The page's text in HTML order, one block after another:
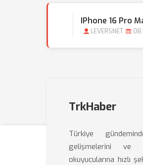
IPhone 16 Pro
LEVERSNET
TrkHaber
Türkiye
gelişmelerini ve
okuyucularına hızlı